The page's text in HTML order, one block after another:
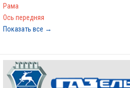
Рама
Ось передняя
Показать все →